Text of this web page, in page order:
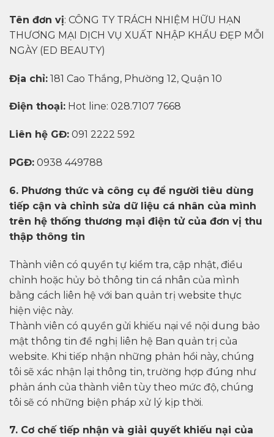
Tên đơn vị: CÔNG TY TRÁCH NHIỆM HỮU HẠN
THƯƠNG MẠI DỊCH VỤ XUẤT NHẬP KHẨU ĐẸP MỖI
NGÀY (ED BEAUTY)
Địa chỉ: 181 Cao Thắng, Phường 12, Quận 10
Điện thoại: Hot line: 028.7107 7668
Liên hệ GĐ: 091 2222 592
PGĐ: 0938 449788
6. Phương thức và công cụ để người tiêu dùng
tiếp cận và chỉnh sửa dữ liệu cá nhân của mình
trên hệ thống thương mại điện tử của đơn vị thu
thập thông tin
Thành viên có quyền tự kiểm tra, cập nhật, điều
chỉnh hoặc hủy bỏ thông tin cá nhân của mình
bằng cách liên hệ với ban quản trị website thực
hiện việc này.
Thành viên có quyền gửi khiếu nại về nội dung bảo
mật thông tin đề nghị liên hệ Ban quản trị của
website. Khi tiếp nhận những phản hồi này, chúng
tôi sẽ xác nhận lại thông tin, trường hợp đúng như
phản ánh của thành viên tùy theo mức độ, chúng
tôi sẽ có những biện pháp xử lý kịp thời.
7. Cơ chế tiếp nhận và giải quyết khiếu nại của